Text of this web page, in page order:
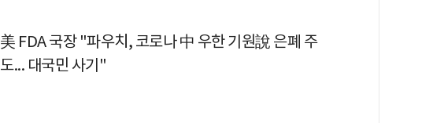
美 FDA 국장 "파우치, 코로나 中 우한 기원說 은폐 주
도... 대국민 사기"